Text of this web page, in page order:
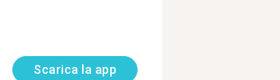
Scarica la app